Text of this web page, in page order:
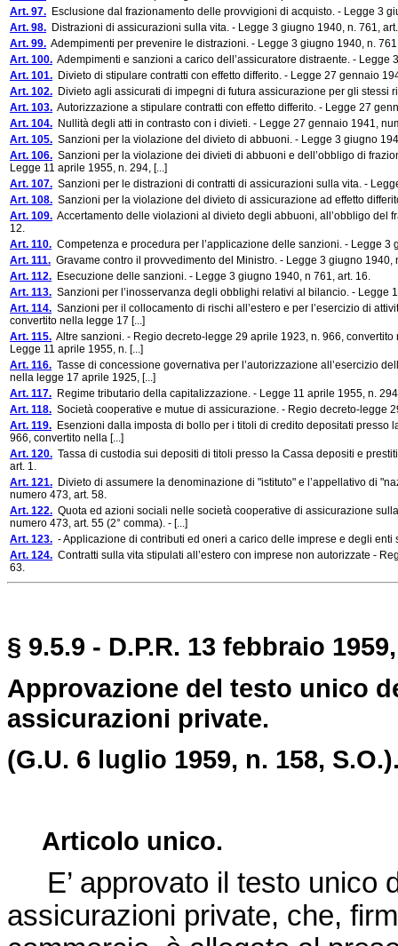
Art. 97. Esclusione dal frazionamento delle provvigioni di acquisto. - Legge 3
Art. 98. Distrazioni di assicurazioni sulla vita. - Legge 3 giugno 1940, n. 761,
Art. 99. Adempimenti per prevenire le distrazioni. - Legge 3 giugno 1940, n.
Art. 100. Adempimenti e sanzioni a carico dell’assicuratore distraente. - Legge
Art. 101. Divieto di stipulare contratti con effetto differito. - Legge 27 gennaio
Art. 102. Divieto agli assicurati di impegni di futura assicurazione per gli stessi
Art. 103. Autorizzazione a stipulare contratti con effetto differito. - Legge 27
Art. 104. Nullità degli atti in contrasto con i divieti. - Legge 27 gennaio 1941,
Art. 105. Sanzioni per la violazione del divieto di abbuoni. - Legge 3 giugno
Art. 106. Sanzioni per la violazione dei divieti di abbuoni e dell’obbligo di
Legge 11 aprile 1955, n. 294, [...]
Art. 107. Sanzioni per le distrazioni di contratti di assicurazioni sulla vita. -
Art. 108. Sanzioni per la violazione del divieto di assicurazione ad effetto
Art. 109. Accertamento delle violazioni al divieto degli abbuoni, all’obbligo
12.
Art. 110. Competenza e procedura per l’applicazione delle sanzioni. - Legge
Art. 111. Gravame contro il provvedimento del Ministro. - Legge 3 giugno 1940,
Art. 112. Esecuzione delle sanzioni. - Legge 3 giugno 1940, n 761, art. 16.
Art. 113. Sanzioni per l’inosservanza degli obblighi relativi al bilancio. - Legge
Art. 114. Sanzioni per il collocamento di rischi all’estero e per l’esercizio di
convertito nella legge 17 [...]
Art. 115. Altre sanzioni. - Regio decreto-legge 29 aprile 1923, n. 966,
Legge 11 aprile 1955, n. [...]
Art. 116. Tasse di concessione governativa per l’autorizzazione all’esercizio
nella legge 17 aprile 1925, [...]
Art. 117. Regime tributario della capitalizzazione. - Legge 11 aprile 1955, n.
Art. 118. Società cooperative e mutue di assicurazione. - Regio decreto-legge
Art. 119. Esenzioni dalla imposta di bollo per i titoli di credito depositati
966, convertito nella [...]
Art. 120. Tassa di custodia sui depositi di titoli presso la Cassa depositi e
art. 1.
Art. 121. Divieto di assumere la denominazione di "istituto" e l’appellativo di
numero 473, art. 58.
Art. 122. Quota ed azioni sociali nelle società cooperative di assicurazione
numero 473, art. 55 (2° comma). - [...]
Art. 123. - Applicazione di contributi ed oneri a carico delle imprese e degli
Art. 124. Contratti sulla vita stipulati all’estero con imprese non autorizzate -
63.
§ 9.5.9 - D.P.R. 13 febbraio
Approvazione del testo unico
assicurazioni private.
(G.U. 6 luglio 1959, n. 158,
Articolo unico.
E’ approvato il testo unico
assicurazioni private, che,